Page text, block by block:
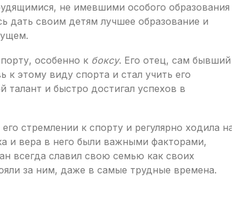
не имевшими особого образования
дать своим детям лучшее образование и
особенно к боксу. Его отец, сам бывший
этому виду спорта и стал учить его
талант и быстро достигал успехов в
стремлении к спорту и регулярно ходила
и вера в него были важными факторами,
всегда славил свою семью как своих
за ним, даже в самые трудные времена.